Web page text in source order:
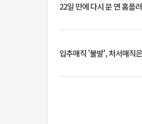
22일 만에 다시 문 연 홈플
입추매직 '불발', 처서매직